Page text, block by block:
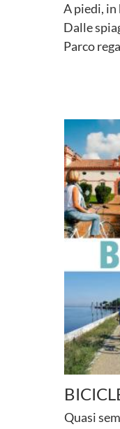
A piedi,
Dalle
Parco
Quasi